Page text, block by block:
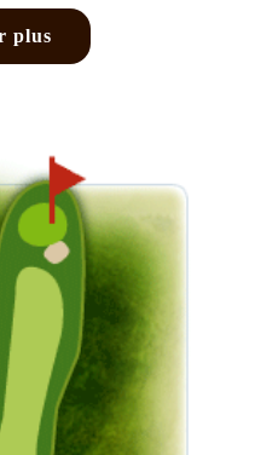
plus